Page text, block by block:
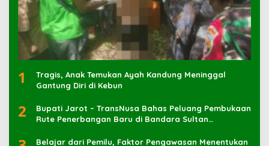
1
Tragis, Anak Temukan Ayah Kandung Meninggal
Gantung Diri di Kebun
2
Bupati Jarot – TransNusa Bahas Peluang Pembukaan
Rute Penerbangan Baru di Bandara Sultan
Belajar dari Pemilu, Faktor Pengawasan Menentukan